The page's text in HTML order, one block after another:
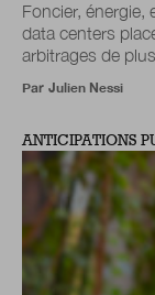
Foncier, énergie,
data centers
arbitrages de
Par Julien Nessi
ANTICIPATIONS